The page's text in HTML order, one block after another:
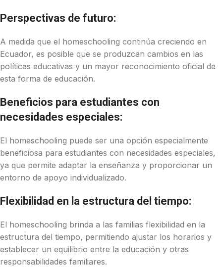
Perspectivas de futuro:
A medida que el homeschooling continúa creciendo en
Ecuador, es posible que se produzcan cambios en las
políticas educativas y un mayor reconocimiento oficial de
esta forma de educación.
Beneficios para estudiantes con
necesidades especiales:
El homeschooling puede ser una opción especialmente
beneficiosa para estudiantes con necesidades especiales,
ya que permite adaptar la enseñanza y proporcionar un
entorno de apoyo individualizado.
Flexibilidad en la estructura del tiempo:
El homeschooling brinda a las familias flexibilidad en la
estructura del tiempo, permitiendo ajustar los horarios y
establecer un equilibrio entre la educación y otras
responsabilidades familiares.